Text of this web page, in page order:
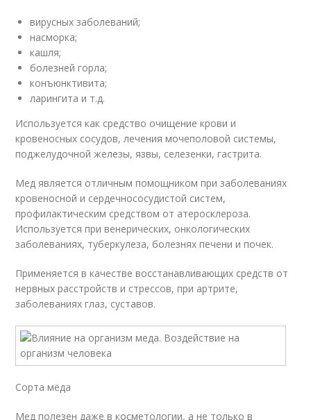
вирусных заболеваний;
насморка;
кашля;
болезней горла;
конъюнктивита;
ларингита и т.д.
Используется как средство очищение крови и
кровеносных сосудов, лечения мочеполовой системы,
поджелудочной железы, язвы, селезенки, гастрита.
Мед является отличным помощником при заболеваниях
кровеносной и сердечнососудистой систем,
профилактическим средством от атеросклероза.
Используется при венерических, онкологических
заболеваниях, туберкулеза, болезнях печени и почек.
Применяется в качестве восстанавливающих средств от
нервных расстройств и стрессов, при артрите,
заболеваниях глаз, суставов.
Сорта мёда
Мед полезен даже в косметологии, а не только в